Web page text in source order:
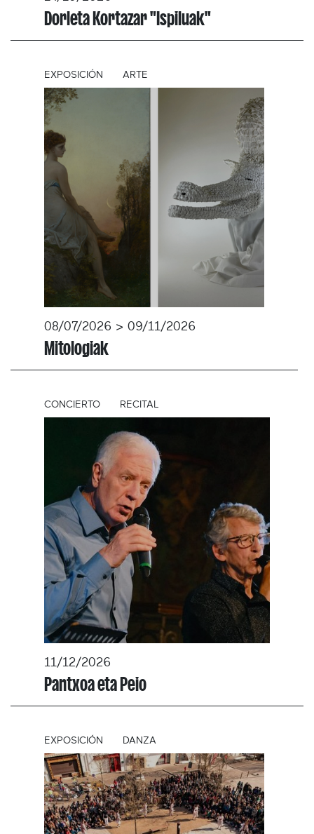
Dorleta Kortazar "Ispiluak"
EXPOSICIÓN ARTE
08/07/2026 > 09/11/2026
Mitologiak
CONCIERTO RECITAL
11/12/2026
Pantxoa eta Peio
EXPOSICIÓN DANZA